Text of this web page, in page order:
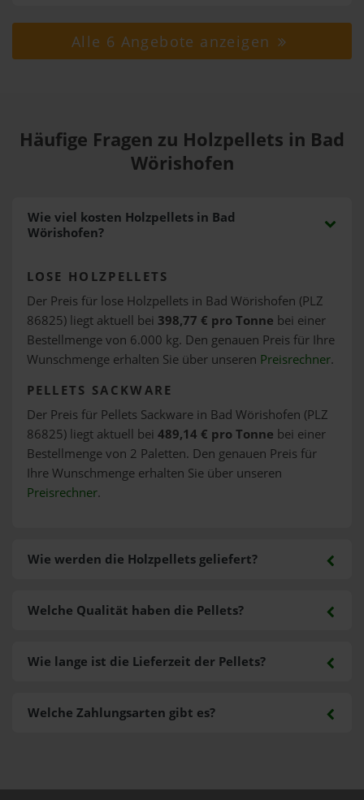
Alle 6 Angebote anzeigen
Häufige Fragen zu Holzpellets in Bad
Wörishofen
Wie viel kosten Holzpellets in Bad
Wörishofen?
LOSE HOLZPELLETS
Der Preis für lose Holzpellets in Bad Wörishofen (PLZ
86825) liegt aktuell bei 398,77 € pro Tonne bei einer
Bestellmenge von 6.000 kg. Den genauen Preis für Ihre
Wunschmenge erhalten Sie über unseren Preisrechner.
PELLETS SACKWARE
Der Preis für Pellets Sackware in Bad Wörishofen (PLZ
86825) liegt aktuell bei 489,14 € pro Tonne bei einer
Bestellmenge von 2 Paletten. Den genauen Preis für
Ihre Wunschmenge erhalten Sie über unseren
Preisrechner.
Wie werden die Holzpellets geliefert?
Welche Zahlungsarten gibt es?
Welche Qualität haben die Pellets?
Wie lange ist die Lieferzeit der Pellets?